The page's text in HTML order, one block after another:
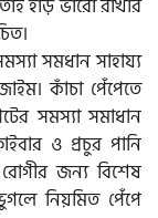
হাড় ভারো রাখার
সমধান সাহায্য
কাঁচা পেঁপেতে
সমস্যা সমাধান
ও প্রচুর পানি
জন্য বিশেষ
নিয়মিত পেঁপে